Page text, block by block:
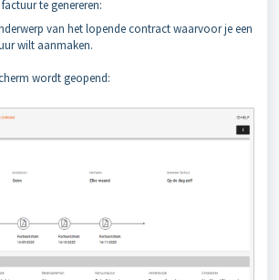
te genereren:
van het lopende contract waarvoor je een
wilt aanmaken.
wordt geopend: